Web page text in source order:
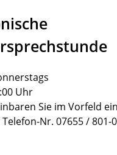
Uhr
Sie im Vorfeld
Nr. 07655 / 801-0